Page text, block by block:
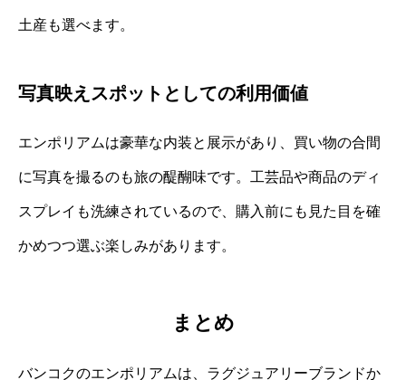
土産も選べます。
写真映えスポットとしての利用価値
エンポリアムは豪華な内装と展示があり、買い物の合間
に写真を撮るのも旅の醍醐味です。工芸品や商品のディ
スプレイも洗練されているので、購入前にも見た目を確
かめつつ選ぶ楽しみがあります。
まとめ
バンコクのエンポリアムは、ラグジュアリーブランドか